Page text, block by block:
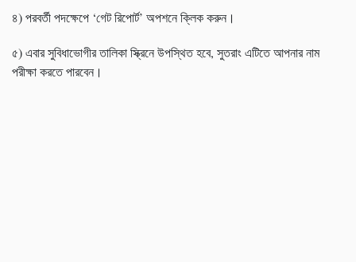
৪) পরবর্তী পদক্ষেপে ‘গেট রিপোর্ট’ অপশনে ক্লিক করুন।
৫) এবার সুবিধাভোগীর তালিকা স্ক্রিনে উপস্থিত হবে, সুতরাং এটিতে আপনার নাম
পরীক্ষা করতে পারবেন।